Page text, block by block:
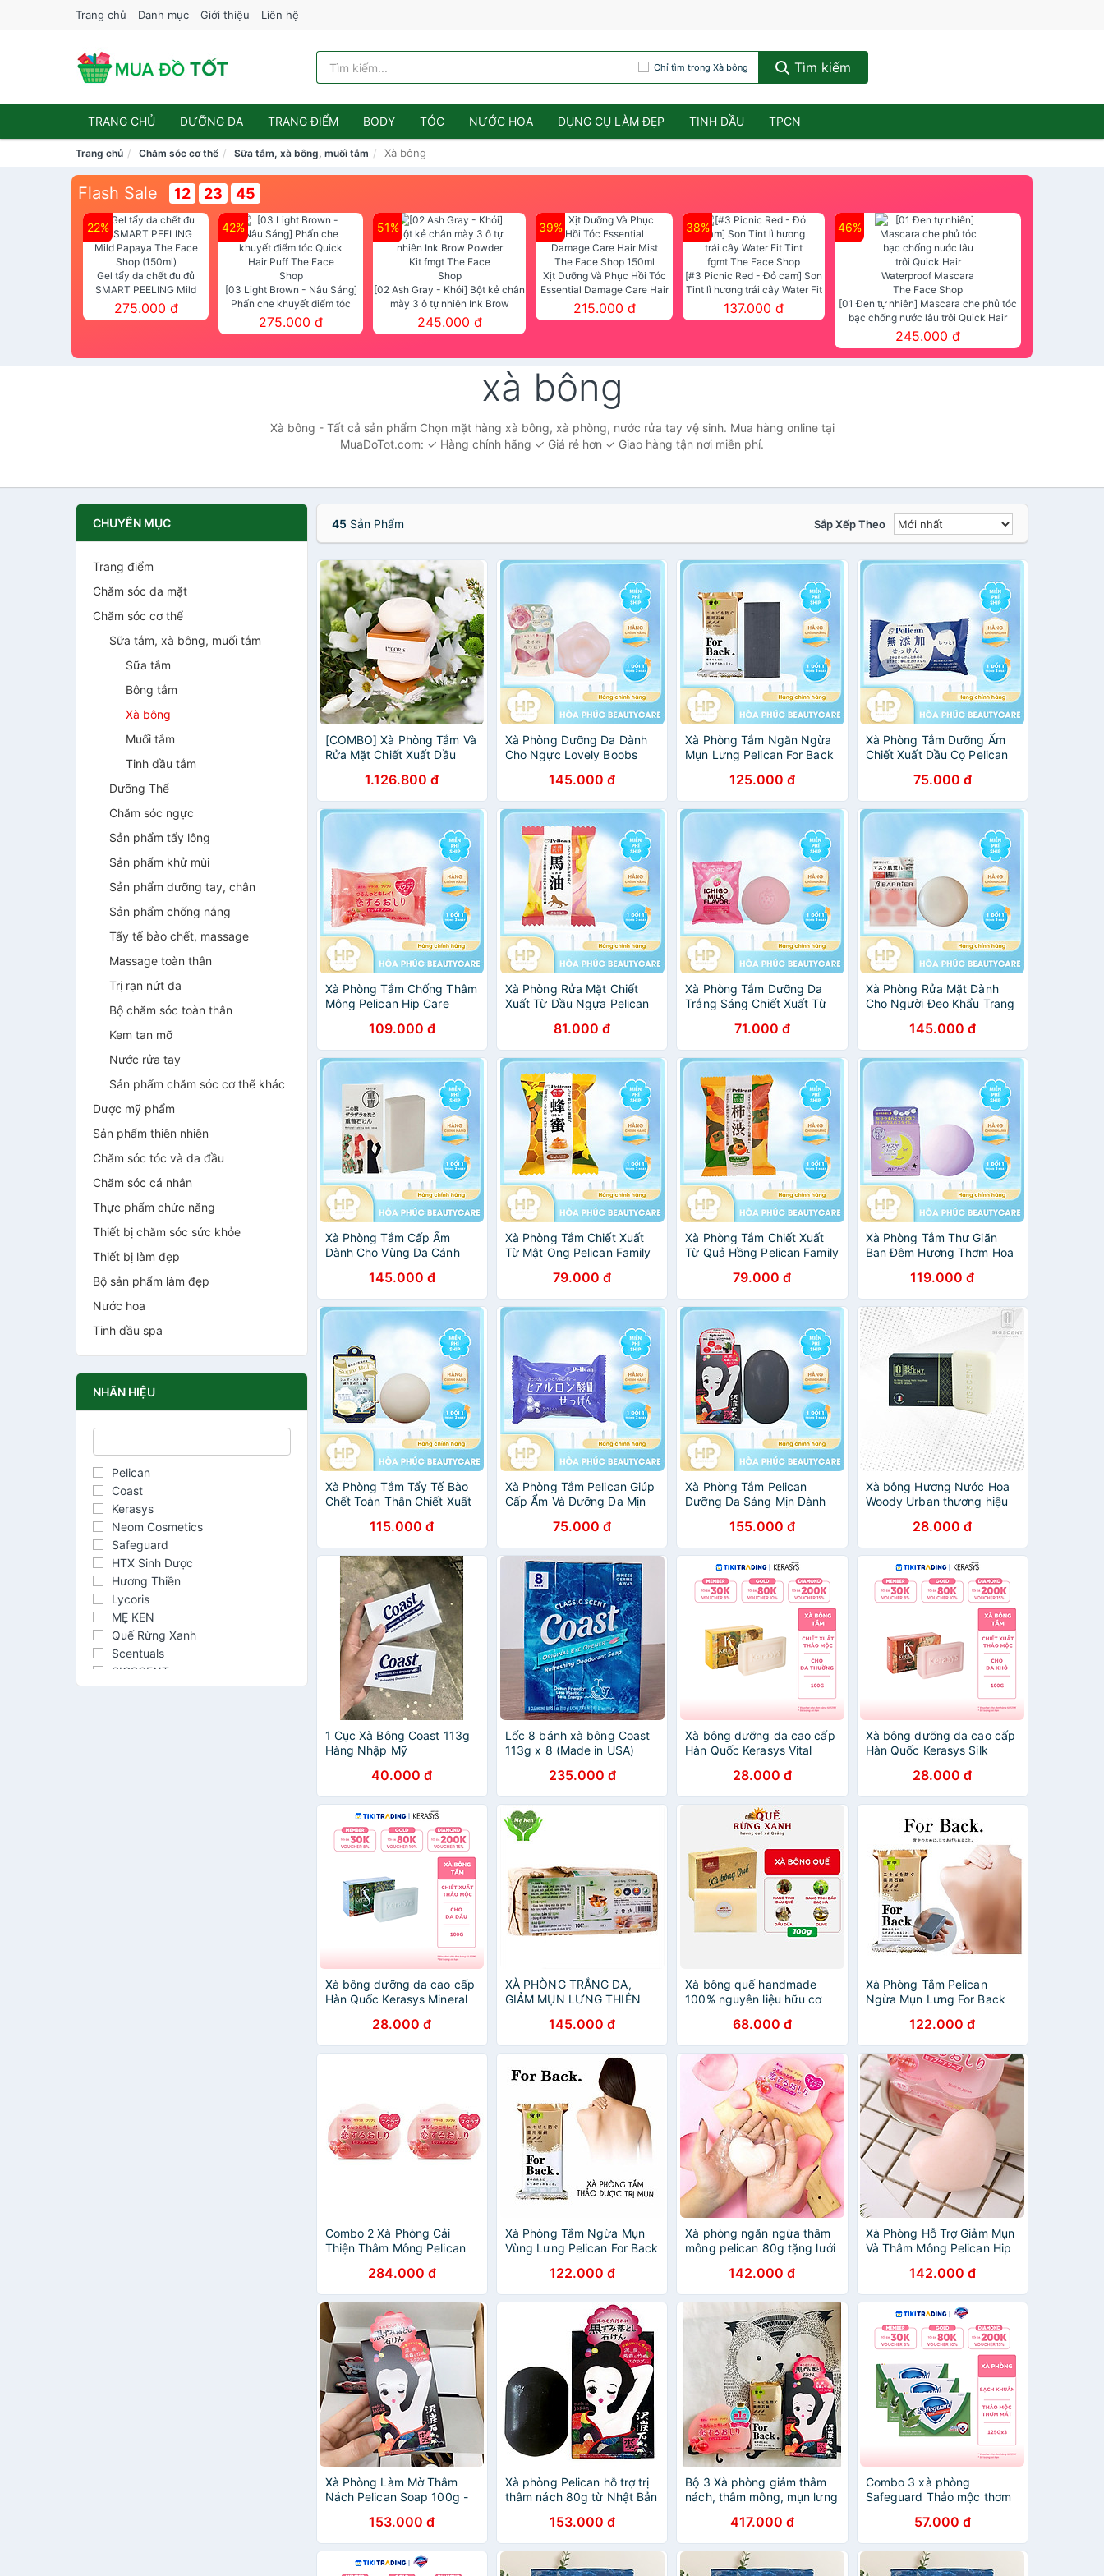
Trang chủ Danh mục Giới thiệu Liên hệ
Chỉ tìm trong Xà bông Tìm kiếm
TRANG CHỦ DƯỠNG DA TRANG ĐIỂM BODY TÓC NƯỚC HOA DỤNG CỤ LÀM ĐẸP TINH DẦU TPCN
Trang chủ Chăm sóc cơ thể Sữa tắm, xà bông, muối tắm Xà bông
Flash Sale 12 23 44
22%
Gel tẩy da chết đu đủ
SMART PEELING Mild
Papaya The Face Shop
(150ml)
275.000 đ
42%
[03 Light Brown - Nâu Sáng]
Phấn che khuyết điểm tóc
Quick Hair Puff The Face Shop
275.000 đ
51%
[02 Ash Gray - Khói] Bột kẻ chân
mày 3 ô tự nhiên Ink Brow
Powder Kit fmgt The Face Shop
245.000 đ
39%
Xịt Dưỡng Và Phục Hồi Tóc
Essential Damage Care Hair
Mist The Face Shop 150ml
215.000 đ
38%
[#3 Picnic Red - Đỏ cam] Son
Tint lì hương trái cây Water Fit
Tint fgmt The Face Shop
137.000 đ
46%
[01 Đen tự nhiên] Mascara che phủ tóc
bạc chống nước lâu trôi Quick Hair
Waterproof Mascara The Face Shop
245.000 đ
xà bông
Xà bông - Tất cả sản phẩm Chọn mặt hàng xà bông, xà phòng, nước rửa tay vệ sinh. Mua hàng online tại
MuaDoTot.com: ✓ Hàng chính hãng ✓ Giá rẻ hơn ✓ Giao hàng tận nơi miễn phí.
CHUYÊN MỤC
Trang điểm
Chăm sóc da mặt
Chăm sóc cơ thể
Sữa tắm, xà bông, muối tắm
Sữa tắm
Bông tắm
Xà bông
Muối tắm
Tinh dầu tắm
Dưỡng Thể
Chăm sóc ngực
Sản phẩm tẩy lông
Sản phẩm khử mùi
Sản phẩm dưỡng tay, chân
Sản phẩm chống nắng
Tẩy tế bào chết, massage
Massage toàn thân
Trị rạn nứt da
Bộ chăm sóc toàn thân
Kem tan mỡ
Nước rửa tay
Sản phẩm chăm sóc cơ thể khác
Dược mỹ phẩm
Sản phẩm thiên nhiên
Chăm sóc tóc và da đầu
Chăm sóc cá nhân
Thực phẩm chức năng
Thiết bị chăm sóc sức khỏe
Thiết bị làm đẹp
Bộ sản phẩm làm đẹp
Nước hoa
Tinh dầu spa
NHÃN HIỆU
Pelican
Coast
Kerasys
Neom Cosmetics
Safeguard
HTX Sinh Dược
Hương Thiền
Lycoris
MẸ KEN
Quế Rừng Xanh
Scentuals
SIGSCENT
45 Sản Phẩm Sắp Xếp Theo
[COMBO] Xà Phòng Tắm Và
Rửa Mặt Chiết Xuất Dầu
Ẩm Hevony Horse Oil Soap
1.126.800 đ
Xà Phòng Dưỡng Da Dành
Cho Ngực Lovely Boobs
145.000 đ
Xà Phòng Tắm Ngăn Ngừa
Mụn Lưng Pelican For Back
125.000 đ
Xà Phòng Tắm Dưỡng Ẩm
Chiết Xuất Dầu Cọ Pelican
75.000 đ
Xà Phòng Tắm Chống Thâm
Mông Pelican Hip Care
Chết (80G)109.000 đ
Xà Phòng Rửa Mặt Chiết
Xuất Từ Dầu Ngựa Pelican
81.000 đ
Xà Phòng Tắm Dưỡng Da
Trắng Sáng Chiết Xuất Từ
Petit Berry Soap
Strawberrry Milk (80 G)
71.000 đ
Xà Phòng Rửa Mặt Dành
Cho Người Đeo Khẩu Trang
Soap 80 G145.000 đ
Xà Phòng Tắm Cấp Ẩm
Dành Cho Vùng Da Cánh
Bar Soap 135g
145.000 đ
Xà Phòng Tắm Chiết Xuất
Từ Mật Ong Pelican Family
79.000 đ
Xà Phòng Tắm Chiết Xuất
Từ Quả Hồng Pelican Family
Polyphenol (80 G)
79.000 đ
Xà Phòng Tắm Thư Giãn
Ban Đêm Hương Thơm Hoa
Lavender Night Aroma
Soap 100 G
119.000 đ
Xà Phòng Tắm Tẩy Tế Bào
Chết Toàn Thân Chiết Xuất
115.000 đ
Xà Phòng Tắm Pelican Giúp
Cấp Ẩm Và Dưỡng Da Mịn
Acid Soap75.000 đ
Xà Phòng Tắm Pelican
Dưỡng Da Sáng Mịn Dành
Pelican Deitanseki Body
Scrub Soap Bar 100G
155.000 đ
Xà bông Hương Nước Hoa
Woody Urban thương hiệu
28.000 đ
1 Cục Xà Bông Coast 113g
Hàng Nhập Mỹ
40.000 đ
Lốc 8 bánh xà bông Coast
113g x 8 (Made in USA)
235.000 đ
Xà bông dưỡng da cao cấp
Hàn Quốc Kerasys Vital
cho da thường) 100gr
28.000 đ
Xà bông dưỡng da cao cấp
Hàn Quốc Kerasys Silk
da khô) 100gr28.000 đ
Xà bông dưỡng da cao cấp
Hàn Quốc Kerasys Mineral
da dầu) 100gr28.000 đ
XÀ PHÒNG TRẮNG DA,
GIẢM MỤN LƯNG THIÊN
da, Ngừa mụn lưng, sạch
cơ thể
145.000 đ
Xà bông quế handmade
100% nguyên liệu hữu cơ
viêm nang lông hộp 100g
Quế Rừng Xanh - HÀNG
CHÍNH HÃNG
68.000 đ
Xà Phòng Tắm Pelican
Ngừa Mụn Lưng For Back
122.000 đ
Combo 2 Xà Phòng Cải
Thiện Thâm Mông Pelican
284.000 đ
Xà Phòng Tắm Ngừa Mụn
Vùng Lưng Pelican For Back
122.000 đ
Xà phòng ngăn ngừa thâm
mông pelican 80g tặng lưới
142.000 đ
Xà Phòng Hỗ Trợ Giảm Mụn
Và Thâm Mông Pelican Hip
142.000 đ
Xà Phòng Làm Mờ Thâm
Nách Pelican Soap 100g -
153.000 đ
Xà phòng Pelican hỗ trợ trị
thâm nách 80g từ Nhật Bản
ong Senjaku153.000 đ
Bộ 3 Xà phòng giảm thâm
nách, thâm mông, mụn lưng
417.000 đ
Combo 3 xà phòng
Safeguard Thảo mộc thơm
57.000 đ